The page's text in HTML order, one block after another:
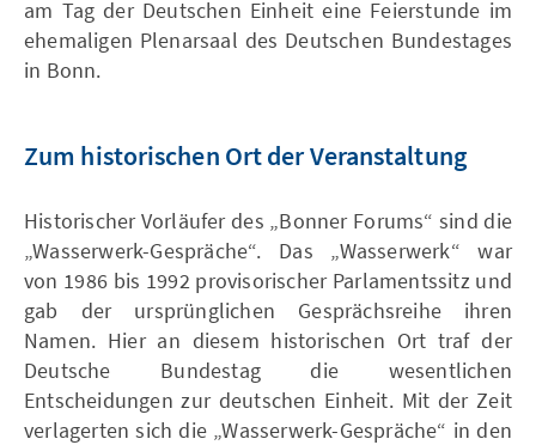
am Tag der Deutschen Einheit eine Feierstunde im
ehemaligen Plenarsaal des Deutschen Bundestages
in Bonn.
Zum historischen Ort der Veranstaltung
Historischer Vorläufer des „Bonner Forums“ sind die
„Wasserwerk-Gespräche“. Das „Wasserwerk“ war
von 1986 bis 1992 provisorischer Parlamentssitz und
gab der ursprünglichen Gesprächsreihe ihren
Namen. Hier an diesem historischen Ort traf der
Deutsche Bundestag die wesentlichen
Entscheidungen zur deutschen Einheit. Mit der Zeit
verlagerten sich die „Wasserwerk-Gespräche“ in den